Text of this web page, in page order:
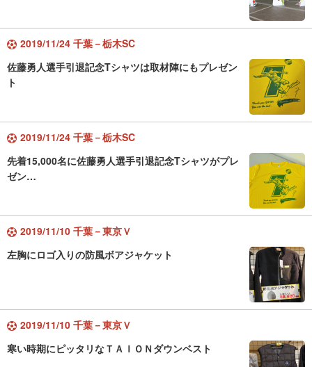
2019/11/24 千葉－栃木SC
佐藤勇人選手引退記念Tシャツは取材陣にもプレゼン
ト
2019/11/24 千葉－栃木SC
先着15,000名に佐藤勇人選手引退記念Tシャツがプレ
ゼン…
2019/11/10 千葉－東京Ｖ
左胸にロゴ入りの防風ボアジャケット
2019/11/10 千葉－東京Ｖ
寒い時期にピッタリなＴＡＩＯＮダウンベスト